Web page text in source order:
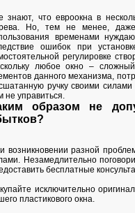
знают, что евроокна в
Но, тем не менее, даже
временами
ошибок при
регулировке
любое окно –
данного механизма,
ручку своими
не управиться.
образом не
возникновении разной
Незамедлительно
бесплатные
исключительно
пластикового окна.